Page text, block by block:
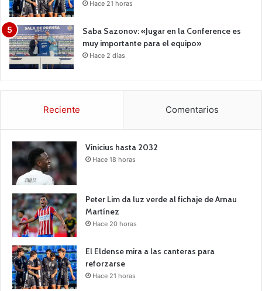
Hace 21 horas
Saba Sazonov: «Jugar en la Conference es
muy importante para el equipo»
Hace 2 días
Reciente Comentarios
Vinicius hasta 2032
Hace 18 horas
Peter Lim da luz verde al fichaje de Arnau
Martínez
Hace 20 horas
El Eldense mira a las canteras para
reforzarse
Hace 21 horas